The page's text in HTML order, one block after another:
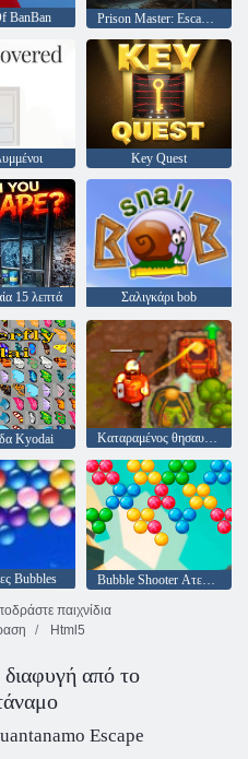
BanBan Prison Master: Escape Journey
Key Quest
15 λεπτά Σαλιγκάρι bob
Kyodai Καταραμένος θησαυρός 2
Bubbles
Bubble Shooter Ατελείωτες
παιχνίδια
Html5
από το
Escape